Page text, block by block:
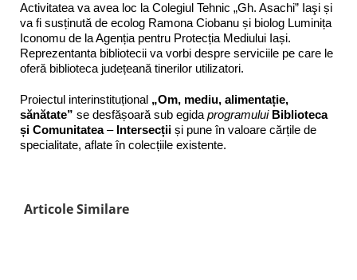
Activitatea va avea loc la Colegiul Tehnic „Gh. Asachi” Iaşi și
va fi susținută de ecolog Ramona Ciobanu și biolog Luminița
Iconomu de la Agenția pentru Protecția Mediului Iași.
Reprezentanta bibliotecii va vorbi despre serviciile pe care le
oferă biblioteca județeană tinerilor utilizatori.
Proiectul interinstituțional „Om, mediu, alimentație,
sănătate” se desfășoară sub egida programului Biblioteca
și Comunitatea– Intersecții și pune în valoare cărțile de
specialitate, aflate în colecțiile existente.
Articole Similare